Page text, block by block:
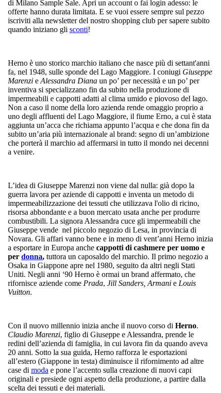
di Milano Sample Sale. Apri un account o fai login adesso: le
offerte hanno durata limitata. E se vuoi essere sempre sul pezzo
iscriviti alla newsletter del nostro shopping club per sapere subito
quando iniziano gli sconti!
Herno è uno storico marchio italiano che nasce più di settant'anni
fa, nel 1948, sulle sponde del Lago Maggiore. I coniugi Giuseppe
Marenzi eAlessandra Diana un po’ per necessità e un po’ per
inventiva si specializzano fin da subito nella produzione di
impermeabili e cappotti adatti al clima umido e piovoso del lago.
Non a caso il nome della loro azienda rende omaggio proprio a
uno degli affluenti del Lago Maggiore, il fiume Erno, a cui è stata
aggiunta un’acca che richiama appunto l’acqua e che dona fin da
subito un’aria più internazionale al brand: segno di un’ambizione
che porterà il marchio ad affermarsi in tutto il mondo nei decenni
a venire.
L’idea di Giuseppe Marenzi non viene dal nulla: già dopo la
guerra lavora per aziende di cappotti e inventa un metodo di
impermeabilizzazione dei tessuti che utilizzava l'olio di ricino,
risorsa abbondante e a buon mercato usata anche per produrre
combustibili. La signora Alessandra cuce gli impermeabili che
Giuseppe vende nel piccolo negozio di Lesa, in provincia di
Novara. Gli affari vanno bene e in meno di vent’anni Herno inizia
a esportare in Europa anche cappotti di cashmere per uomo e
per donna, tuttora un caposaldo del marchio. Il primo negozio a
Osaka in Giappone apre nel 1980, seguito da altri negli Stati
Uniti. Negli anni ‘90 Herno è ormai un brand affermato, che
rifornisce aziende come Prada, Jill Sanders, Armani e Louis
Vuitton.
Con il nuovo millennio inizia anche il nuovo corso di Herno.
Claudio Marenzi, figlio di Giuseppe e Alessandra, prende le
redini dell’azienda di famiglia, in cui lavora fin da quando aveva
20 anni. Sotto la sua guida, Herno rafforza le esportazioni
all’estero (Giappone in testa) diminuisce il rifornimento ad altre
case di moda e pone l’accento sulla creazione di nuovi capi
originali e presiede ogni aspetto della produzione, a partire dalla
scelta dei tessuti e dei materiali.